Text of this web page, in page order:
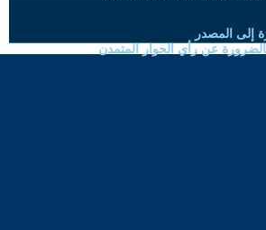
إلى المصدر
عن رأي الحوار المتمدن